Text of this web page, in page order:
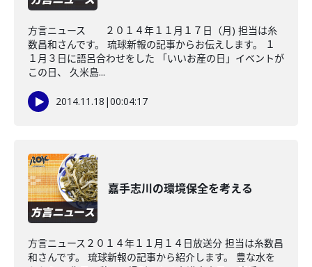
方言ニュース ２０１４年１１月１７日（月) 担当は糸
数昌和さんです。 琉球新報の記事からお伝えします。 １
１月３日に語呂合わせをした 「いいお産の日」イベントが
この日、 久米島...
2014.11.18 |00:04:17
嘉手志川の環境保全を考える
方言ニュース２０１４年１１月１４日放送分 担当は糸数昌
和さんです。 琉球新報の記事から紹介します。 豊な水を